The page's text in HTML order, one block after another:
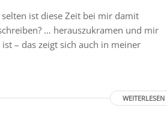
ist diese Zeit bei mir damit
… herauszukramen und mir
– das zeigt sich auch in meiner
WEITERLESEN